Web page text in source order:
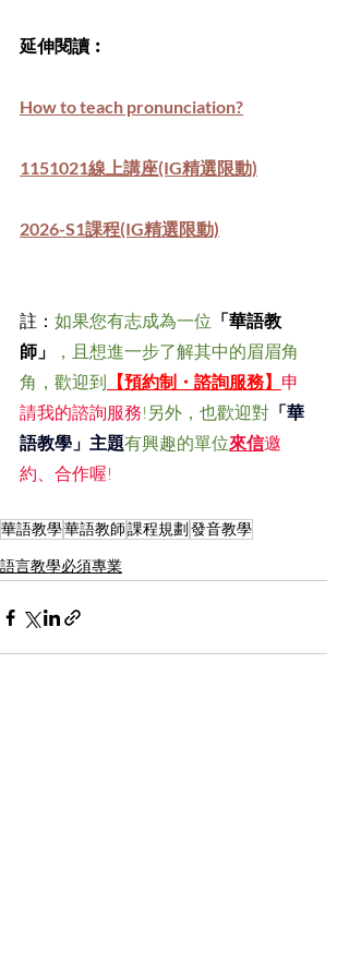
延伸閱讀︰
How to teach pronunciation?
1151021線上講座(IG精選限動)
2026-S1課程(IG精選限動)
註： 如果您有志成為一位 「華語教
師」
，且想進一步了解其中的眉眉角
角，歡迎到 【預約制・諮詢服務】 申
請我的諮詢服務!另外，也歡迎對 「華
語教學」主題有興趣的單位來信邀
約、合作喔!
華語教學華語教師課程規劃 發音教學
語言教學必須專業